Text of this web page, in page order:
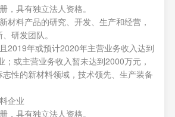
，具有独立法人资格。
材料产品的研究、开发、生产和经营，
研发团队。
2019年或预计2020年主营业务收入达到
；或主营业务收入暂未达到2000万元，
性的新材料领域，技术领先、生产装备
企业
，具有独立法人资格。